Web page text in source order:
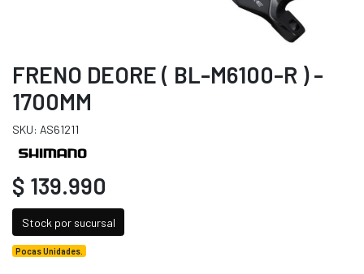
FRENO DEORE ( BL-M6100-R ) -
1700MM
SKU: AS61211
$ 139.990
Stock por sucursal
Pocas Unidades.